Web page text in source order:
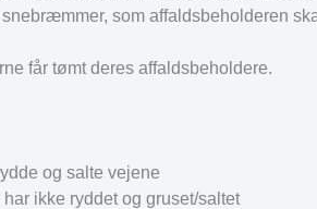
som affaldsbeholderen
får tømt deres affaldsbeholdere.
og salte vejene
ikke ryddet og gruset/saltet